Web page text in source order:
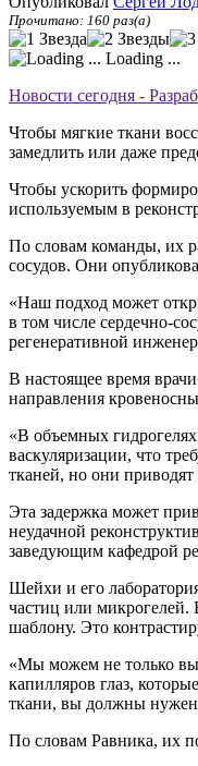
Прочитано: 160 раз(а)
Loading ...
Новости сегодня -
Чтобы мягкие ткани
замедлить или даже
Чтобы ускорить
используемым в
По словам команды, их
сосудов. Они
«Наш подход может
в том числе сердечно-
регенеративной
В настоящее время
направления
«В объемных
васкуляризации, что
тканей, но они
Эта задержка может
неудачной
заведующим кафедрой
Шейхи и его
частиц или микрогелей.
шаблону. Это
«Мы можем не только
капилляров глаз,
ткани, вы должны нужен
По словам Равника, их